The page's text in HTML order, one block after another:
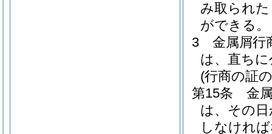
み取られ
ができる。
3
金属屑行
は、直ち
(行商の証
第15条
金
は、その
しなけれ